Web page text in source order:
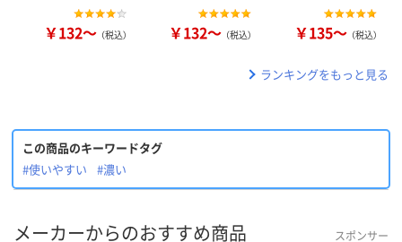
￥132～ （税込） ￥132～ （税込） ￥135～ （税込）
ランキングをもっと見る
この商品のキーワードタグ
#使いやすい
#濃い
メーカーからのおすすめ商品 スポンサー